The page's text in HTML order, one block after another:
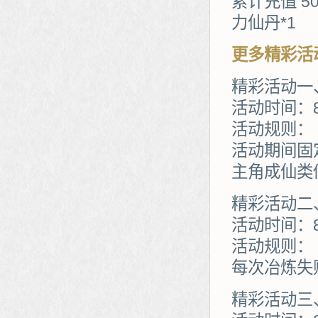
力仙丹*1
更多精彩
精彩活动
活动时间：
活动规则：
活动期间
主角成仙类
精彩活动
活动时间：
活动规则：
每次冶炼
精彩活动